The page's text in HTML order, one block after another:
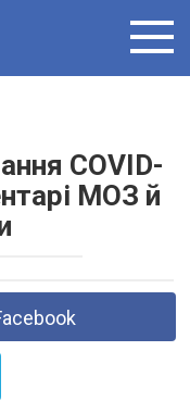
COVID-
МОЗ й